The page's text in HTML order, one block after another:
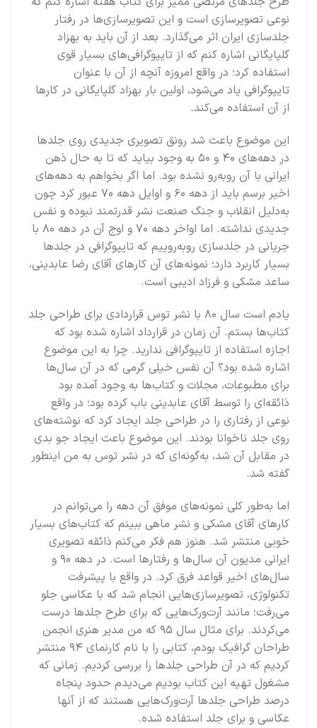
نوعی تصویرسازی است و این تصویرسازی‌ها در رفتار
جلدسازی ایران اثر می‌گذارد. بعد از آن باید به بهزاد
گلپایگانی اشاره کنم که از تایپوگرافی‌های بسیار قوی
استفاده کرد؛ در واقع امروزه آنچه از آن با عنوان
تایپوگرافی یاد می‌شود، اولین بار بهزاد گلپایگانی در کارها
از آن استفاده می‌کند.
این موضوع باعث شد رونق تصویری جدیدی روی جلدها
در دهه‌های ۴۰ و ۵۰ به وجود بیاید که تا به حال ذهن
ایرانی با آن روبه‌رو نشده بود. اما اگر بخواهم به دهه‌های
اخیر برسم باید از دهه ۶۰ و اوایل دهه ۷۰ عبور کرد چون
به‌دلیل انقلاب و جنگ صنعت نشر قدرتمند نبوده و نفس
جدیدی نداشته. اما اواخر دهه ۷۰ و اوج آن در دهه ۸۰ با
جریانی در جلدسازی روبه‌روییم که تایپوگرافی در جلدها
بسیار کاربرد دارد؛ نمونه‌های آن کارهای آقای رضا عابدینی،
ساعد مشکی و فرزاد ادیبی است.
یادم است سال ۸۰ با نشر توس قراردادی برای طراحی جلد
کتاب‌ها بستم. آن زمان در قرارداد اشاره شده بود که
اجازه استفاده از تایپوگرافی ندارید. چرا به این موضوع
اشاره شده بود؟ آن نفس خیلی گرمی که در آن سال‌ها
برای مطبوعات، مجلات و کتاب‌ها به وجود آمده بود
ذائقه‌ای را توسط آقای عابدینی باب کرده بود؛ در واقع
نوعی از رفتاری را در طراحی جلد ایجاد کرد که نوشته‌های
روی جلد ناخوانا بودند. این موضوع باعث ایجاد جو بدی
در مقابل آن شد، به‌گونه‌ای که در نشر توس به من اینطور
گفته شد.
اما به‌طور کلی نمونه‌های موفق آن دهه را می‌توانم در
کارهای آقای مشکی و نشر ماهی ببینم که کتاب‌های بسیار
خوبی منتشر شد. هنوز هم فکر می‌کنم ذائقه تصویری
ایرانی مدیون آن سال‌ها و رفتارها است. در دهه ۹۰ و
سال‌های اخیر قواعد فرق کرد. در واقع با پیشرفت
تکنولوژی، تصویرسازی‌هایی انجام شد که با عکاسی جلو
می‌رفت؛ مانند آرت‌ورک‌هایی که برای طرح جلدها درست
می‌کردند. برای مثال سال ۹۵ که من مدیر هنری انجمن
طراحان گرافیک بودم، کتابی را با نام کارنمای ۹۴ منتشر
کردیم که در آن طراحی جلدها را بررسی کردیم. زمانی که
مشغول تهیه این کتاب بودیم می‌دیدم حدود پنجاه
درصد طراحی جلدها آرت‌ورک‌هایی هستند که از آنها
عکاسی و برای جلد استفاده شده.